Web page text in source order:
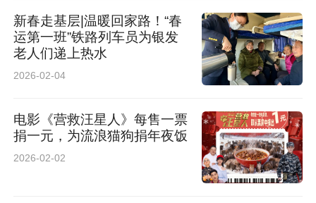
新春走基层|温暖回家路！“春
运第一班”铁路列车员为银发
老人们递上热水
2026-02-04
电影《营救汪星人》每售一票
捐一元，为流浪猫狗捐年夜饭
2026-02-02